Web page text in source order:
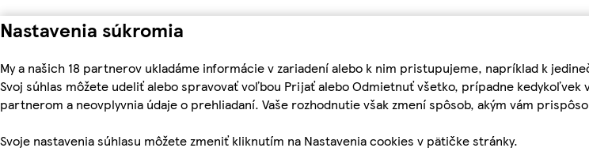
Nastavenia súkromia
My a našich 18 partnerov ukladáme informácie v zariadení alebo k nim pristupujeme, napríklad k
Svoj súhlas môžete udeliť alebo spravovať voľbou Prijať alebo Odmietnuť všetko, prípadne kedykoľvek
partnerom a neovplyvnia údaje o prehliadaní. Vaše rozhodnutie však zmení spôsob, akým vám
Svoje nastavenia súhlasu môžete zmeniť kliknutím na Nastavenia cookies v pätičke stránky.